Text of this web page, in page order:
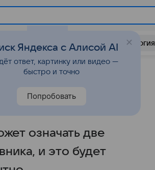
Стиль жизни Психология
означать две
и это будет
Яндекса с Алисой AI
ответ, картинку или видео —
быстро и точно
Попробовать